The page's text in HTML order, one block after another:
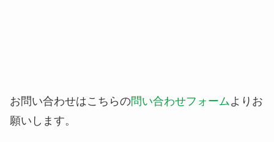
お問い合わせはこちらの問い合わせフォーム よりお
願いします。